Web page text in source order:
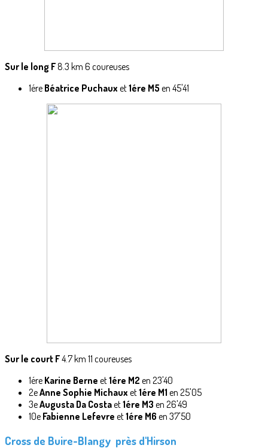
Sur le long F8.3 km 6 coureuses
1ére Béatrice Puchaux et1ére M5 en 45'41
Sur le court F4.7 km 11 coureuses
1ére Karine Berne et1ére M2 en 23'40
2eAnne Sophie Michaux et1ére M1 en 25'05
3eAugusta Da Costaet1ére M3 en 26'49
10e Fabienne Lefevre et1ére M6 en 37'50
Cross de Buire-Blangy près d'Hirson